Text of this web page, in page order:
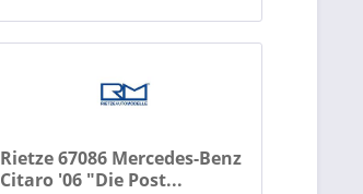
Rietze 67086 Mercedes-Benz
Citaro '06 "Die Post...